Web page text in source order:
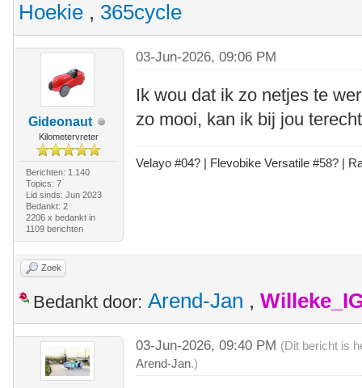
Hoekie , 365cycle
Gideonaut
Kilometervreter
Berichten: 1.140
Topics: 7
Lid sinds: Jun 2023
Bedankt: 2
2206 x bedankt in
1109 berichten
03-Jun-2026, 09:06 PM
Ik wou dat ik zo netjes te
zo mooi, kan ik bij jou
Velayo #04? | Flevobike Versatile #58? |
Zoek
Bedankt door: Arend-Jan ,
03-Jun-2026, 09:40 PM (Dit bericht is
Arend-Jan.)